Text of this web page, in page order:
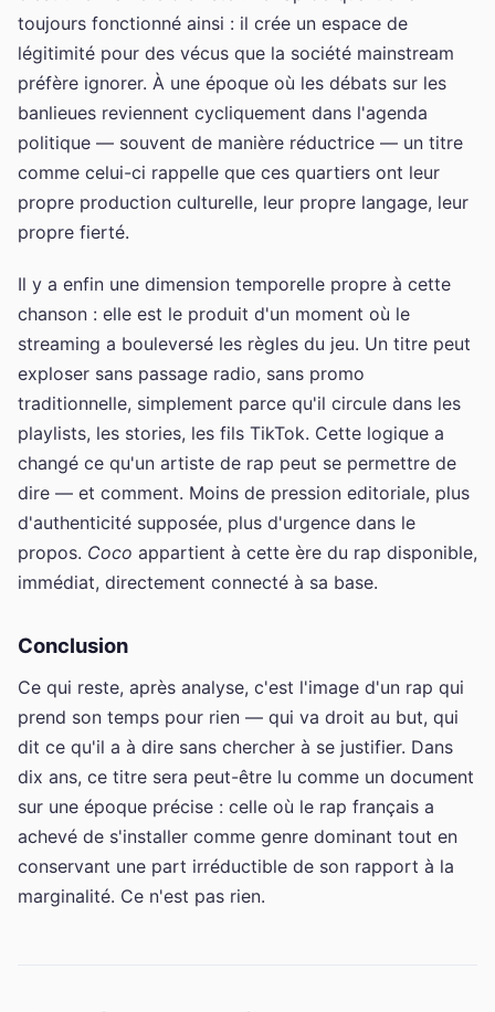
toujours fonctionné ainsi : il crée un espace de
légitimité pour des vécus que la société mainstream
préfère ignorer. À une époque où les débats sur les
banlieues reviennent cycliquement dans l'agenda
politique — souvent de manière réductrice — un titre
comme celui-ci rappelle que ces quartiers ont leur
propre production culturelle, leur propre langage, leur
propre fierté.
Il y a enfin une dimension temporelle propre à cette
chanson : elle est le produit d'un moment où le
streaming a bouleversé les règles du jeu. Un titre peut
exploser sans passage radio, sans promo
traditionnelle, simplement parce qu'il circule dans les
playlists, les stories, les fils TikTok. Cette logique a
changé ce qu'un artiste de rap peut se permettre de
dire — et comment. Moins de pression editoriale, plus
d'authenticité supposée, plus d'urgence dans le
propos. Coco appartient à cette ère du rap disponible,
immédiat, directement connecté à sa base.
Conclusion
Ce qui reste, après analyse, c'est l'image d'un rap qui
prend son temps pour rien — qui va droit au but, qui
dit ce qu'il a à dire sans chercher à se justifier. Dans
dix ans, ce titre sera peut-être lu comme un document
sur une époque précise : celle où le rap français a
achevé de s'installer comme genre dominant tout en
conservant une part irréductible de son rapport à la
marginalité. Ce n'est pas rien.